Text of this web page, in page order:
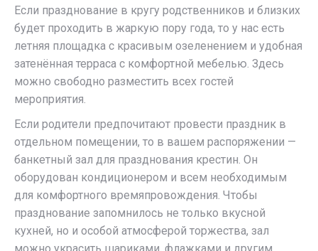
Если празднование в кругу родственников и близких
будет проходить в жаркую пору года, то у нас есть
летняя площадка с красивым озеленением и удобная
затенённая терраса с комфортной мебелью. Здесь
можно свободно разместить всех гостей
мероприятия.
Если родители предпочитают провести праздник в
отдельном помещении, то в вашем распоряжении —
банкетный зал для празднования крестин. Он
оборудован кондиционером и всем необходимым
для комфортного времяпровождения. Чтобы
празднование запомнилось не только вкусной
кухней, но и особой атмосферой торжества, зал